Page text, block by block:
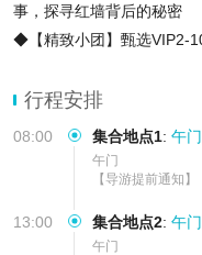
事，探寻红墙背后的秘密
◆【精致小团】甄选VIP2-
◆【缤纷套餐】亲子游/家庭
行程安排
08:00 集合地点1: 午门
午门
【导游提前通知】
13:00 集合地点2: 午门
午门